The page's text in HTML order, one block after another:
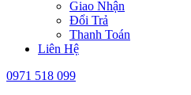
Giao Nhận
Đổi Trả
Thanh Toán
Liên Hệ
0971 518 099